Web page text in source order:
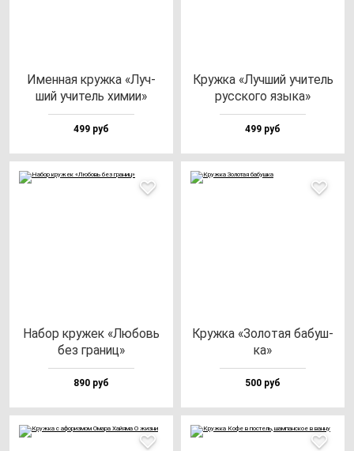
Имен­ная круж­ка «Луч­
ший учи­тель хи­мии»
499 руб
Круж­ка «Луч­ший учи­тель
рус­ско­го язы­ка»
499 руб
Набор кру­жек «Любовь
без гра­ниц»
890 руб
Круж­ка «Золо­тая ба­буш­
ка»
500 руб